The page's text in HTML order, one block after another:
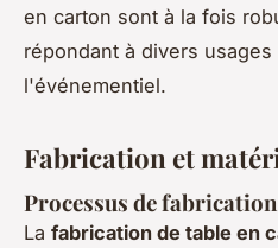
en carton sont à la fois
répondant à divers
l'événementiel.
Fabrication et
Processus de
La fabrication de table en